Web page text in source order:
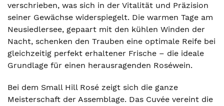
verschrieben, was sich in der Vitalität und Präzision
seiner Gewächse widerspiegelt. Die warmen Tage am
Neusiedlersee, gepaart mit den kühlen Winden der
Nacht, schenken den Trauben eine optimale Reife bei
gleichzeitig perfekt erhaltener Frische – die ideale
Grundlage für einen herausragenden Roséwein.
Bei dem Small Hill Rosé zeigt sich die ganze
Meisterschaft der Assemblage. Das Cuvée vereint die